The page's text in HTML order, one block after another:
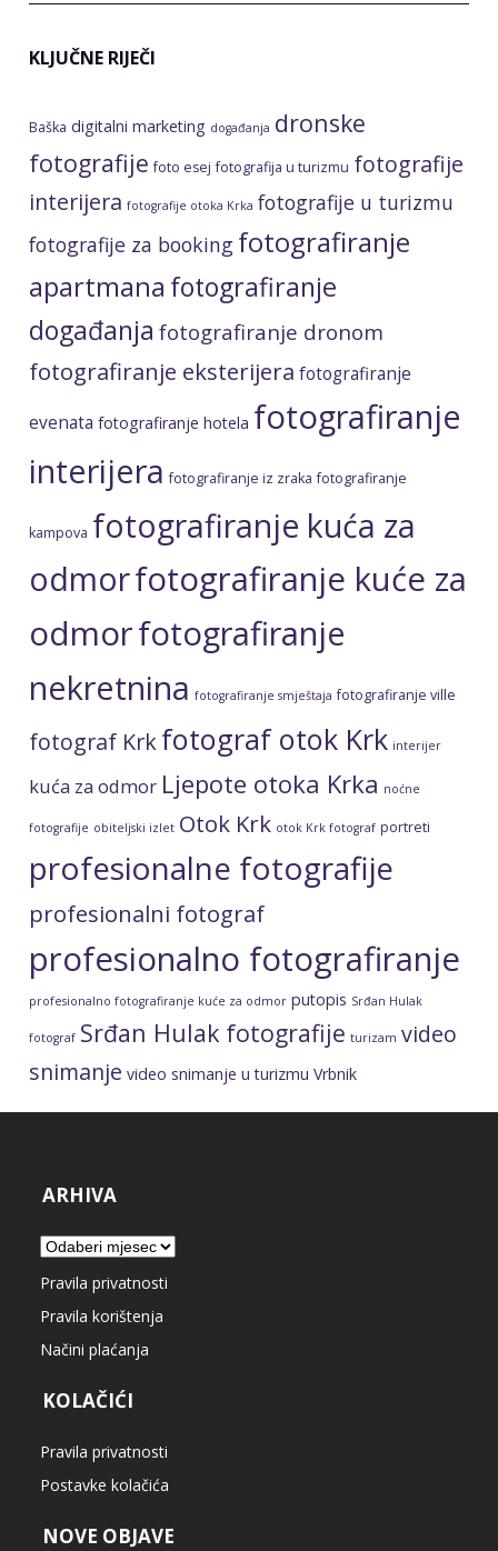
KLJUČNE RIJEČI
Baška digitalni marketing događanja dronske
fotografije foto esej fotografija u turizmu fotografije
interijera fotografije otoka Krka fotografije u turizmu
fotografije za booking fotografiranje
apartmana fotografiranje
događanja fotografiranje dronom
fotografiranje eksterijera fotografiranje
evenata fotografiranje hotela fotografiranje
interijera fotografiranje iz zraka fotografiranje
kampova fotografiranje kuća za
odmorfotografiranje kuće za
odmorfotografiranje
nekretnina fotografiranje smještaja fotografiranje ville
fotograf Krkfotograf otok Krk interijer
kuća za odmor Ljepote otoka Krka noćne
fotografije obiteljski izlet Otok Krk otok Krk fotograf portreti
profesionalne fotografije
profesionalni fotograf
profesionalno fotografiranje
profesionalno fotografiranje kuće za odmor putopis Srđan Hulak
fotograf Srđan Hulak fotografije turizam video
snimanje video snimanje u turizmu Vrbnik
ARHIVA
Arhiva
Pravila privatnosti
Pravila korištenja
Načini plaćanja
KOLAČIĆI
Pravila privatnosti
Postavke kolačića
NOVE OBJAVE